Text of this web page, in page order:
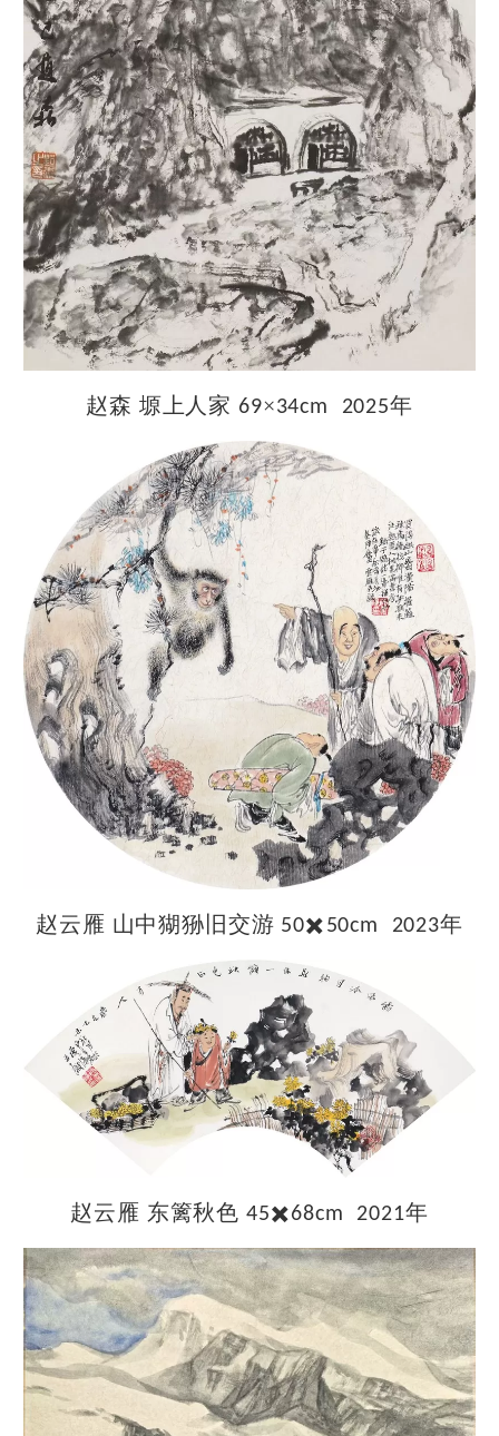
赵森 塬上人家 69×34cm 2025年
赵云雁 山中猢狲旧交游 50✖ ️50cm 2023年
赵云雁 东篱秋色 45✖️68cm 2021年